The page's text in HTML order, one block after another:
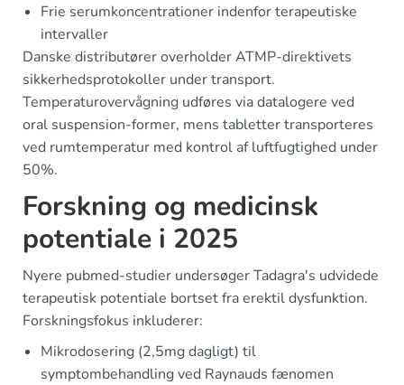
Frie serumkoncentrationer indenfor terapeutiske
intervaller
Danske distributører overholder ATMP-direktivets
sikkerhedsprotokoller under transport.
Temperaturovervågning udføres via datalogere ved
oral suspension-former, mens tabletter transporteres
ved rumtemperatur med kontrol af luftfugtighed under
50%.
Forskning og medicinsk
potentiale i 2025
Nyere pubmed-studier undersøger Tadagra's udvidede
terapeutisk potentiale bortset fra erektil dysfunktion.
Forskningsfokus inkluderer:
Mikrodosering (2,5mg dagligt) til
symptombehandling ved Raynauds fænomen